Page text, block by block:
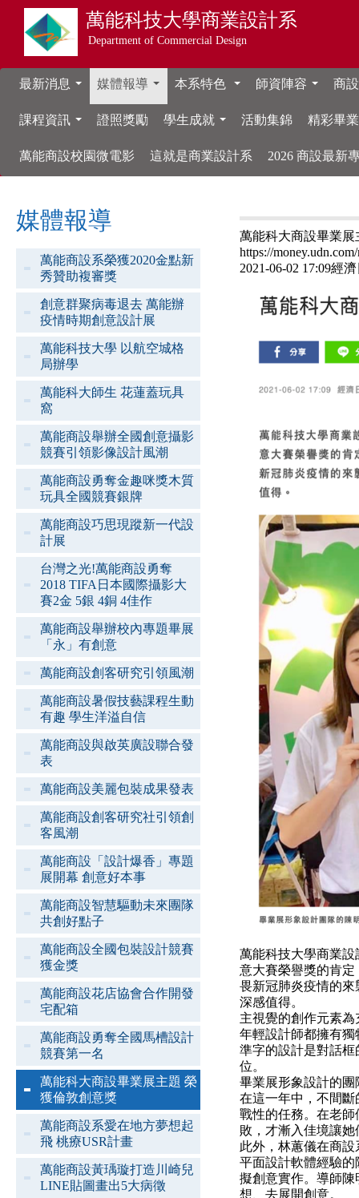
萬能科技大學商業設計系
Department of Commercial Design
最新消息 媒體報導 本系特色 師資陣容 商
課程資訊 證照獎勵 學生成就 活動集錦 精彩畢
萬能商設校園微電影 這就是商業設計系 2026 商設最新
媒體報導
萬能商設系榮獲2020金點新
秀贊助複審獎
創意群聚病毒退去 萬能辦
疫情時期創意設計展
萬能科技大學 以航空城格
局辦學
萬能科大師生 花蓮蓋玩具
窩
萬能商設舉辦全國創意攝影
競賽引領影像設計風潮
萬能商設勇奪金趣咪獎木質
玩具全國競賽銀牌
萬能商設巧思現蹤新一代設
計展
台灣之光!萬能商設勇奪
2018 TIFA日本國際攝影大
賽2金 5銀 4銅 4佳作
萬能商設舉辦校內專題畢展
「永」有創意
萬能商設創客研究引領風潮
萬能商設暑假技藝課程生動
有趣 學生洋溢自信
萬能商設與啟英廣設聯合發
表
萬能商設美麗包裝成果發表
萬能商設創客研究社引領創
客風潮
萬能商設「設計爆香」專題
展開幕 創意好本事
萬能商設智慧驅動未來團隊
共創好點子
萬能商設全國包裝設計競賽
獲金獎
萬能商設花店協會合作開發
宅配箱
萬能商設勇奪全國馬槽設計
競賽第一名
萬能科大商設畢業展主題 榮
獲倫敦創意獎
萬能商設系愛在地方夢想起
飛 桃療USR計畫
萬能商設黃瑀璇打造川崎兒
LINE貼圖畫出5大病徵
萬能科大商設畢業
https://
2021-06-02 17:09經
萬能科技大學商業設
意大賽榮譽獎的肯
畏新冠肺炎疫情的
深感值得。
主視覺的創作元素
年輕設計師都擁有
準字的設計是對話
位。
畢業展形象設計的
在這一年中，不間
戰性的任務。在老
敗，才漸入佳境讓
此外，林蕙儀在商
平面設計軟體經驗
擬創意實作。導師
想、去展開創意。